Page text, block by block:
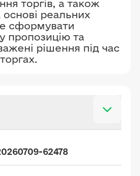
торгів, а також
реальних
сформувати
пропозицію та
рішення під час
62478